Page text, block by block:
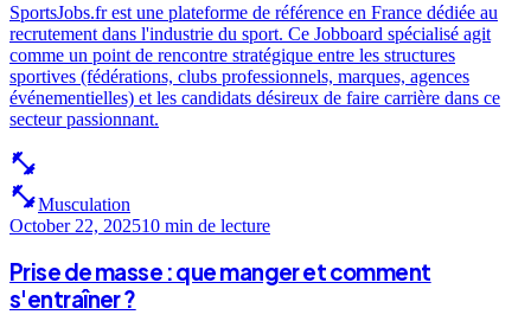
SportsJobs.fr est une plateforme de référence en France dédiée au
recrutement dans l'industrie du sport. Ce Jobboard spécialisé agit
comme un point de rencontre stratégique entre les structures
sportives (fédérations, clubs professionnels, marques, agences
événementielles) et les candidats désireux de faire carrière dans ce
secteur passionnant.
fitness_center
fitness_centerMusculation
October 22, 202510 min de lecture
Prise de masse : que manger et comment
s'entraîner ?